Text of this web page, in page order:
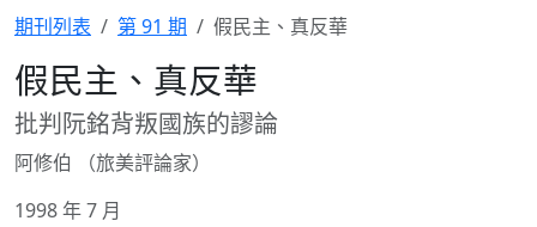
期刊列表 第 91 期 假民主、真反華
假民主、真反華
批判阮銘背叛國族的謬論
阿修伯 （旅美評論家）
1998 年 7 月